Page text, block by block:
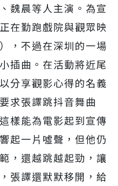
魏晨等人主演。為宣
在勤跑戲院與觀眾映
，不過在深圳的一場
插曲。在活動將近尾
分享觀影心得的名義
求張譯跳抖音舞曲
樣能為電影起到宣傳
起一片噓聲，但他仍
，還越跳越起勁，讓
張譯還默默移開，給